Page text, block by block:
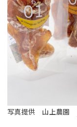
写真提供 山上農園